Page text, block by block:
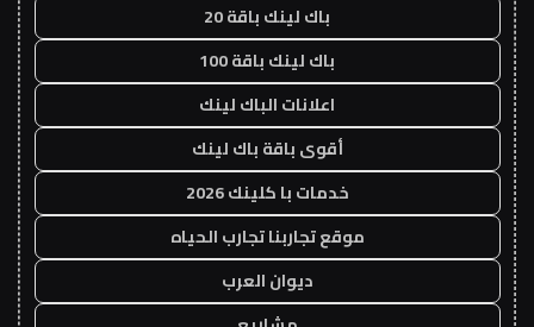
باك لينك باقة 20
باك لينك باقة 100
اعلانات الباك لينك
أقوى باقة باك لينك
خدمات با كلينك 2026
موقع تجاربنا تجارب الحياه
ديوان العرب